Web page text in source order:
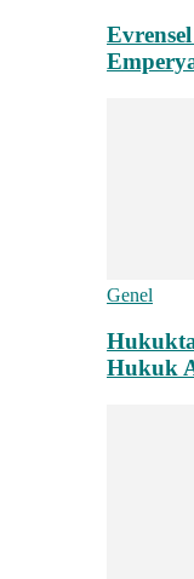
Genel
Hukuk